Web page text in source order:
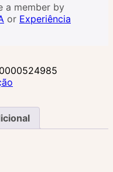
a member by
or Experiência